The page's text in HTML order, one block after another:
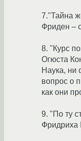
7."Тайна
Фриден –
8. "Курс
Огюста
Наука, ни
вопрос о
как они
9. "По ту
Фридриха